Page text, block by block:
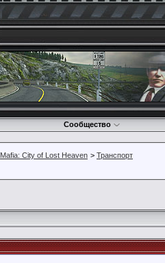
Сообщество
Mafia: City of Lost Heaven > Транспорт